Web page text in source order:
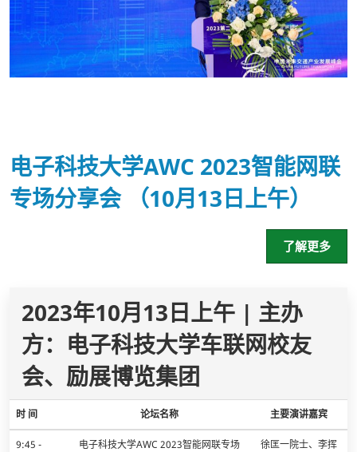
电子科技大学AWC 2023智能网联
专场分享会 （10月13日上午）
了解更多
2023年10月13日上午 | 主办
方：电子科技大学车联网校友
会、励展博览集团
时 间 论坛名称 主要演讲嘉宾
9:45 -
电子科技大学AWC 2023智能网联专场
徐匡一院士、李挥